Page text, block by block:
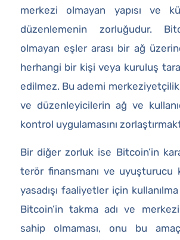
merkezi olmayan yapısı ve
düzenlemenin zorluğudur.
olmayan eşler arası bir ağ
herhangi bir kişi veya kuruluş
edilmez. Bu ademi
ve düzenleyicilerin ağ ve
kontrol uygulamasını
Bir diğer zorluk ise Bitcoin’in
terör finansmanı ve uyuşturucu
yasadışı faaliyetler için
Bitcoin’in takma adı ve
sahip olmaması, onu bu